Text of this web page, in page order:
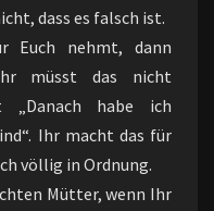
dass es falsch ist.
Euch nehmt, dann
müsst das nicht
„Danach habe ich
Ihr macht das für
völlig in Ordnung.
Mütter, wenn Ihr